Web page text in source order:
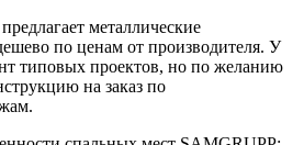
металлические
по ценам от производителя. У
типовых проектов, но по желанию
на заказ по